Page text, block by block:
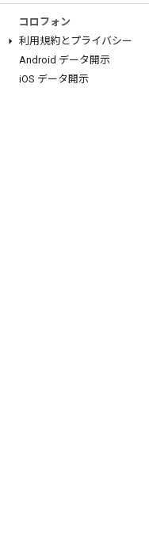
コロフォン
利用規約とプライバシー
Android データ開示
iOS データ開示